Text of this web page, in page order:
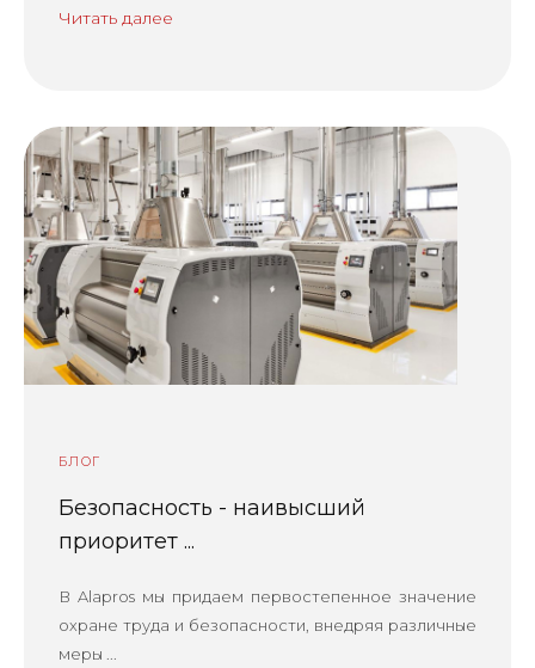
Читать далее
БЛОГ
Безопасность - наивысший
приоритет ...
В Alapros мы придаем первостепенное значение
охране труда и безопасности, внедряя различные
меры ...